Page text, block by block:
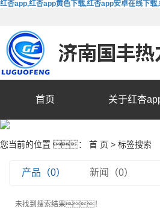
红杏app,红杏app黄色下载,红杏app安卓在线下载
首页 关于红杏
您当前的位置 ： 首 页 > 标签搜索
产品（0） 新闻（0）
未找到搜索结果！